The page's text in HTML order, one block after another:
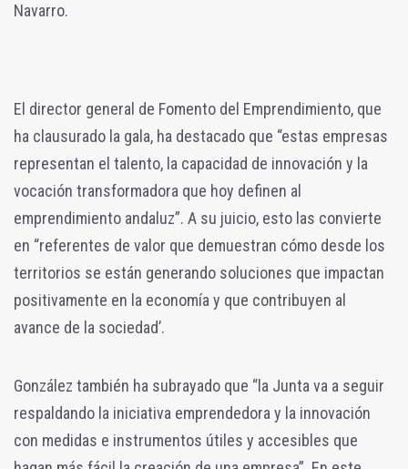
Navarro.
El director general de Fomento del Emprendimiento, que
ha clausurado la gala, ha destacado que “estas empresas
representan el talento, la capacidad de innovación y la
vocación transformadora que hoy definen al
emprendimiento andaluz”. A su juicio, esto las convierte
en “referentes de valor que demuestran cómo desde los
territorios se están generando soluciones que impactan
positivamente en la economía y que contribuyen al
avance de la sociedad’.
González también ha subrayado que “la Junta va a seguir
respaldando la iniciativa emprendedora y la innovación
con medidas e instrumentos útiles y accesibles que